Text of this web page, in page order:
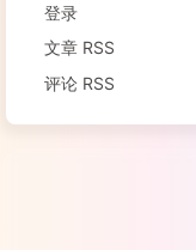
登录
文章 RSS
评论 RSS